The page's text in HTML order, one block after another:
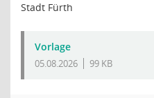
Stadt Fürth
Vorlage
05.08.2026 99 KB